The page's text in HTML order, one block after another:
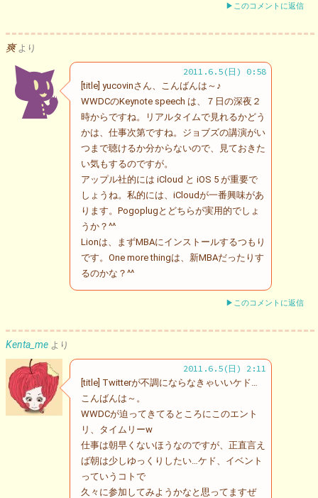
▶このコメントに返信
爽 より
2011.6.5(日) 0:58
[title] yucovinさん、こんばんは～♪
WWDCのKeynote speech は、７日の深夜２
時からですね。リアルタイムで見れるかどう
かは、仕事次第ですね。ジョブズの講演がい
つまで聴けるか分からないので、見ておきた
い気もするのですが。
アップル社的には iCloud と iOS 5 が重要で
しょうね。私的には、iCloudが一番興味があ
ります。Pogoplugとどちらが実用的でしょ
うか？^^
Lionは、まずMBAにインストールするつもり
です。One more thingは、新MBAだったりす
るのかな？^^
▶このコメントに返信
Kenta_me より
2011.6.5(日) 2:11
[title] Twitterが不調にならなきゃいいケド…
こんばんは～。
WWDCが迫ってきてるところにこのエント
リ、タイムリーw
仕事は朝早くないほうなのですが、正直言え
ば朝は少しゆっくりしたい…ケド、イベント
っていうコトで
久々に参加してみようかなと思ってますぜ